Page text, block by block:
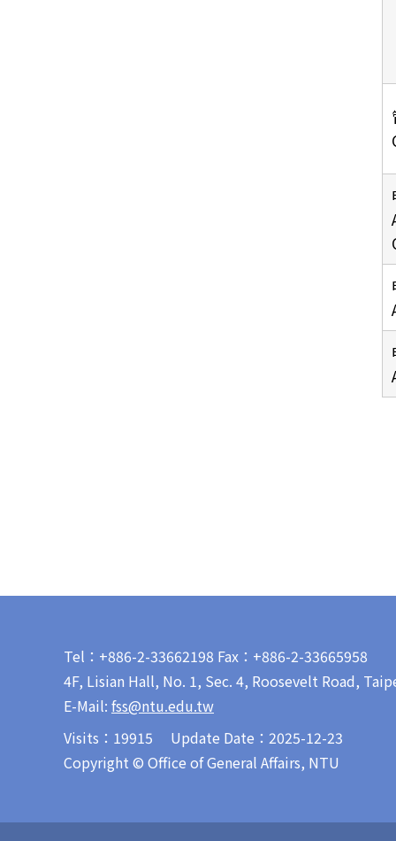
Tel：+886-2-33662198 Fax：+886-2-33665958
4F, Lisian Hall, No. 1, Sec. 4, Roosevelt Road,
E-Mail: fss@ntu.edu.tw
Visits： 19915
Update Date：2025-12-23
Copyright © Office of General Affairs, NTU